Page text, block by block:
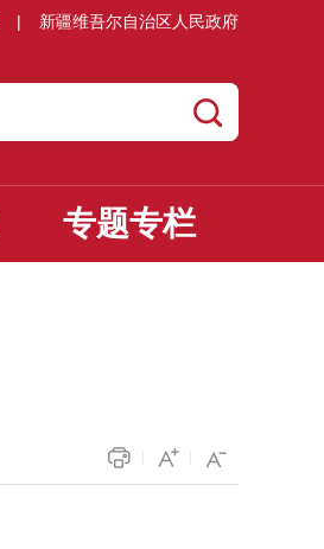
| 新疆维吾尔自治区人民政府
专题专栏